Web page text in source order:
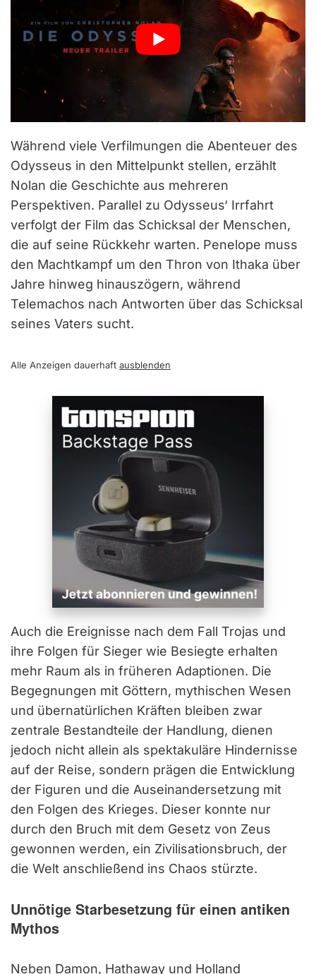
Während viele Verfilmungen die Abenteuer des
Odysseus in den Mittelpunkt stellen, erzählt
Nolan die Geschichte aus mehreren
Perspektiven. Parallel zu Odysseus‘ Irrfahrt
verfolgt der Film das Schicksal der Menschen,
die auf seine Rückkehr warten. Penelope muss
den Machtkampf um den Thron von Ithaka über
Jahre hinweg hinauszögern, während
Telemachos nach Antworten über das Schicksal
seines Vaters sucht.
Alle Anzeigen dauerhaft ausblenden
Auch die Ereignisse nach dem Fall Trojas und
ihre Folgen für Sieger wie Besiegte erhalten
mehr Raum als in früheren Adaptionen. Die
Begegnungen mit Göttern, mythischen Wesen
und übernatürlichen Kräften bleiben zwar
zentrale Bestandteile der Handlung, dienen
jedoch nicht allein als spektakuläre Hindernisse
auf der Reise, sondern prägen die Entwicklung
der Figuren und die Auseinandersetzung mit
den Folgen des Krieges. Dieser konnte nur
durch den Bruch mit dem Gesetz von Zeus
gewonnen werden, ein Zivilisationsbruch, der
die Welt anschließend ins Chaos stürzte.
Unnötige Starbesetzung für einen antiken
Mythos
Neben Damon, Hathaway und Holland